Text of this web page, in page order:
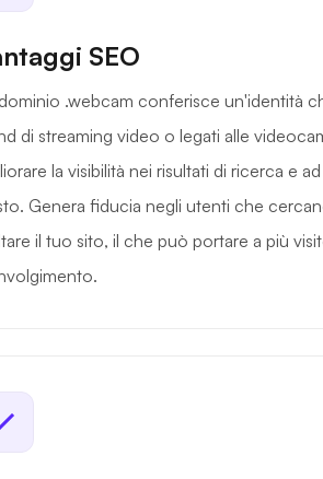
SEO
.webcam conferisce un'identità
di streaming video o legati alle
la visibilità nei risultati di ricerca e
Genera fiducia negli utenti che
il tuo sito, il che può portare a più